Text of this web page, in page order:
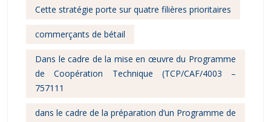
Cette stratégie porte sur quatre filières prioritaires
commerçants de bétail
Dans le cadre de la mise en œuvre du Programme
de Coopération Technique (TCP/CAF/4003 –
757111
dans le cadre de la préparation d’un Programme de